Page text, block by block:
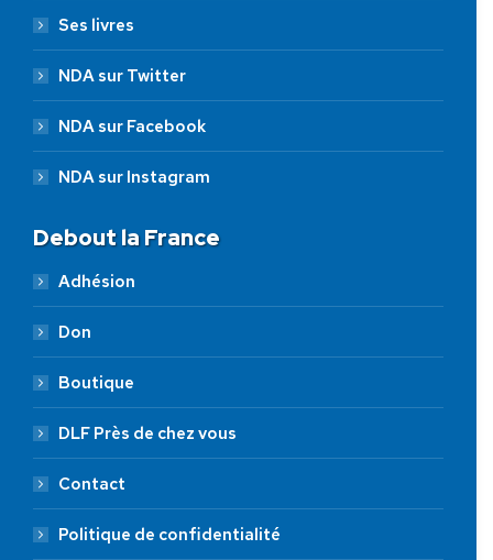
Ses livres
NDA sur Twitter
NDA sur Facebook
NDA sur Instagram
Debout la France
Adhésion
Don
Boutique
DLF Près de chez vous
Contact
Politique de confidentialité